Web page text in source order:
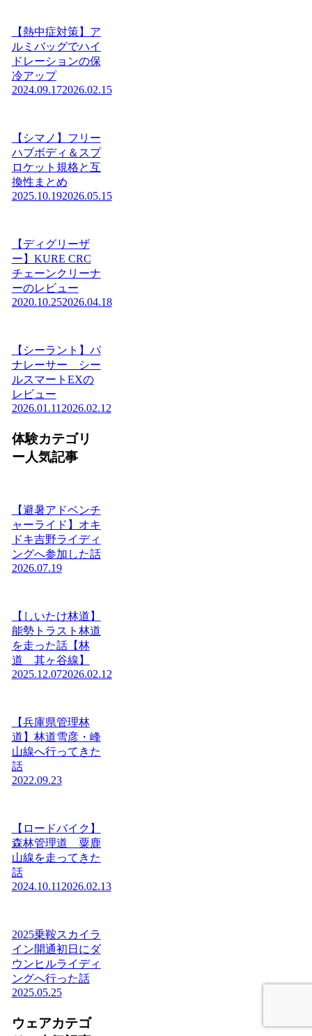
【熱中症対策】ア
ルミバッグでハイ
ドレーションの保
冷アップ
2024.09.172026.02.15
【シマノ】フリー
ハブボディ＆スプ
ロケット規格と互
換性まとめ
2025.10.192026.05.15
【ディグリーザ
ー】KURE CRC
チェーンクリーナ
ーのレビュー
2020.10.252026.04.18
【シーラント】パ
ナレーサー シー
ルスマートEXの
レビュー
2026.01.11 2026.02.12
体験カテゴリ
ー人気記事
【避暑アドベンチ
ャーライド】オキ
ドキ吉野ライディ
ングへ参加した話
2026.07.19
【しいたけ林道】
能勢トラスト林道
を走った話【林
道 其ヶ谷線】
2025.12.072026.02.12
【兵庫県管理林
道】林道雪彦・峰
山線へ行ってきた
話
2022.09.23
【ロードバイク】
森林管理道 粟鹿
山線を走ってきた
話
2024.10.11 2026.02.13
2025乗鞍スカイラ
イン開通初日にダ
ウンヒルライディ
ングへ行った話
2025.05.25
ウェアカテゴ